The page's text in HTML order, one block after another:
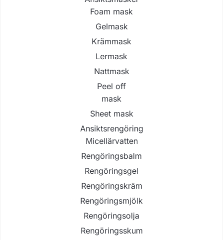
Foam mask
Gelmask
Krämmask
Lermask
Nattmask
Peel off
mask
Sheet mask
Ansiktsrengöring
Micellärvatten
Rengöringsbalm
Rengöringsgel
Rengöringskräm
Rengöringsmjölk
Rengöringsolja
Rengöringsskum